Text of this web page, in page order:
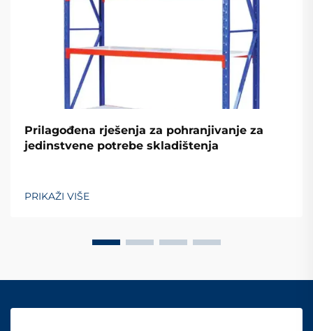
Prilagođena rješenja za pohranjivanje za
jedinstvene potrebe skladištenja
PRIKAŽI VIŠE